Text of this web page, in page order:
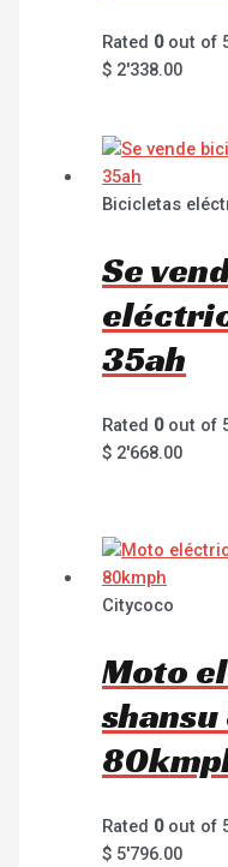
Rated 0out of
$ 2'338.00
Bicicletas
Se
35ah
Rated 0out of
$ 2'668.00
Citycoco
Moto
Rated 0out of
$ 5'796.00